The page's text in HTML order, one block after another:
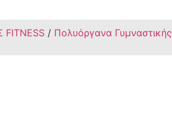
/ Πολυόργανα Γυμναστικής